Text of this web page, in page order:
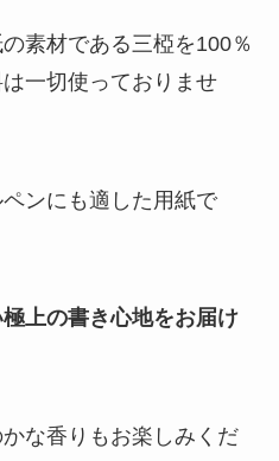
素材である三椏を100％
一切使っておりませ
ンにも適した用紙で
上の書き心地をお届け
な香りもお楽しみくだ